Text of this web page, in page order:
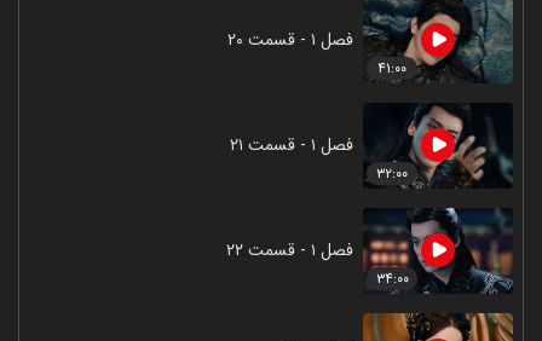
۴۱:۰۰
فصل ۱ - قسمت ۲۰
۳۲:۰۰
فصل ۱ - قسمت ۲۱
۳۴:۰۰
فصل ۱ - قسمت ۲۲